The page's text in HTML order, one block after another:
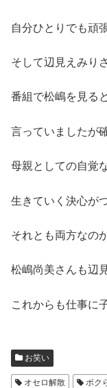
自分ひとりでも頑
そして辺見えみり
番組で松嶋を見る
言っていましたが
母親としての自覚
生きていく決心が
それとも両方なの
松嶋尚美さんも辺
これからも仕事に
お笑い
オセロ解散 ボク